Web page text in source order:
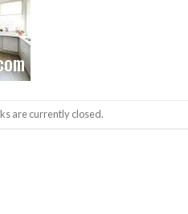
are currently closed.